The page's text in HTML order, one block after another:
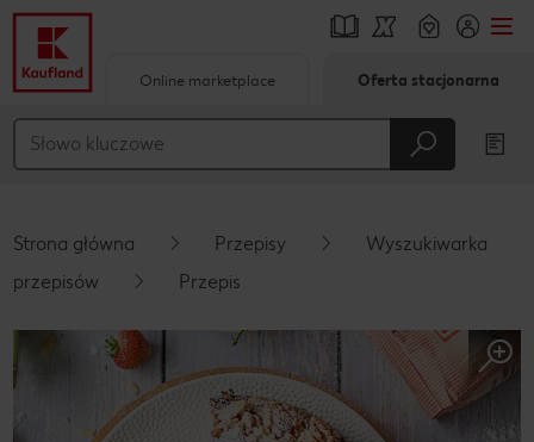
Główna treść
Pływający pasek boczny
Online marketplace Oferta stacjonarna
Strona główna Przepisy
Wyszukiwarka
przepisów
Przepis